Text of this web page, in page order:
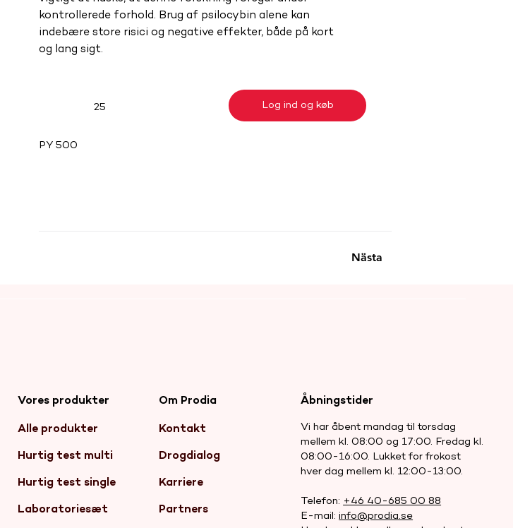
kontrollerede forhold. Brug af psilocybin alene kan
indebære store risici og negative effekter, både på kort
og lang sigt.
PY 500
25 Log ind og køb
Nästa
Om Prodia
Kontakt
Drogdialog
Karriere
Partners
Vores produkter
Alle produkter
Hurtig test multi
Hurtig test single
Laboratoriesæt
Åbningstider
Vi har åbent mandag til torsdag
mellem kl. 08:00 og 17:00. Fredag kl.
08:00-16:00. Lukket for frokost
hver dag mellem kl. 12:00-13:00.
Telefon: +46 40-685 00 88
E-mail:info@prodia.se